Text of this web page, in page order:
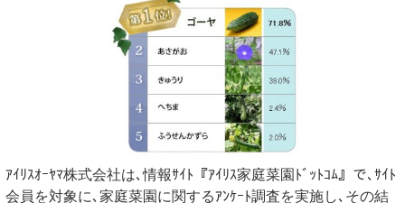
ｱｲﾘｽｵｰﾔﾏ株式会社は､情報ｻｲﾄ『ｱｲﾘｽ家庭菜園ﾄﾞｯﾄｺﾑ』で､ｻｲﾄ
会員を対象に､家庭菜園に関するｱﾝｹｰﾄ調査を実施し､その結